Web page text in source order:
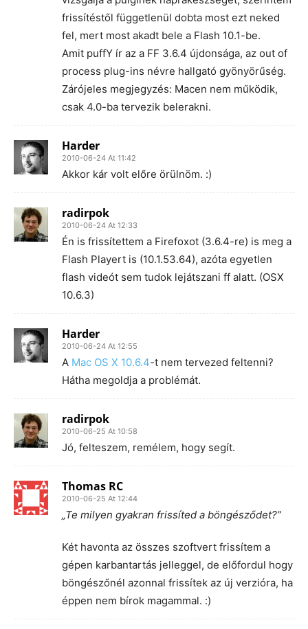
frissítéstől függetlenül dobta most ezt neked
fel, mert most akadt bele a Flash 10.1-be.
Amit puffY ír az a FF 3.6.4 újdonsága, az out of
process plug-ins névre hallgató gyönyörűség.
Zárójeles megjegyzés: Macen nem működik,
csak 4.0-ba tervezik belerakni.
Harder
2010-06-24 At 11:42
Akkor kár volt előre örülnöm. :)
radirpok
2010-06-24 At 12:33
Én is frissítettem a Firefoxot (3.6.4-re) is meg a
Flash Playert is (10.1.53.64), azóta egyetlen
flash videót sem tudok lejátszani ff alatt. (OSX
10.6.3)
Harder
2010-06-24 At 12:55
A Mac OS X 10.6.4-t nem tervezed feltenni?
Hátha megoldja a problémát.
radirpok
2010-06-25 At 10:58
Jó, felteszem, remélem, hogy segít.
Thomas RC
2010-06-25 At 12:44
„Te milyen gyakran frissíted a böngésződet?”
Két havonta az összes szoftvert frissítem a
gépen karbantartás jelleggel, de előfordul hogy
böngészőnél azonnal frissítek az új verzióra, ha
éppen nem bírok magammal. :)